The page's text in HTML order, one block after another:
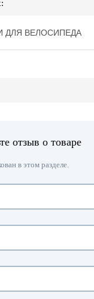
ДЛЯ ВЕЛОСИПЕДА
отзыв о товаре
в этом разделе.